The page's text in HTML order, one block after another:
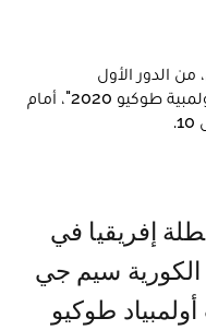
من الدور الأول
لمنافسات التايكواندو في الألعاب الأولمبية طوكيو 2020"، أمام
سنة 2018، أمام الكورية سيم جي
طوكيو